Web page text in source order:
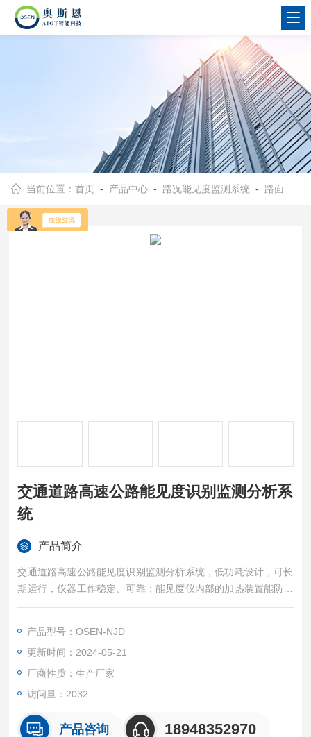
当前位置：首页 - 产品中心 - 路况能见度监测系统 - 路面能见度在在线监测设备
交通道路高速公路能见度识别监测分析系
统
产品简介
交通道路高速公路能见度识别监测分析系统，低功耗设计，可长
期运行，仪器工作稳定、可靠；能见度仪内部的加热装置能防止
光学镜面的结露和雾化现象的产生。
产品型号：OSEN-NJD
更新时间：2024-05-21
厂商性质：生产厂家
访问量：2032
产品咨询 18948352970